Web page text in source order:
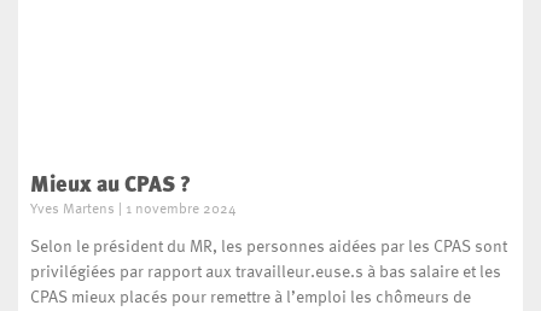
Mieux au CPAS ?
Yves Martens 1 novembre 2024
Selon le président du MR, les personnes aidées par les CPAS sont
privilégiées par rapport aux travailleur.euse.s à bas salaire et les
CPAS mieux placés pour remettre à l’emploi les chômeurs de